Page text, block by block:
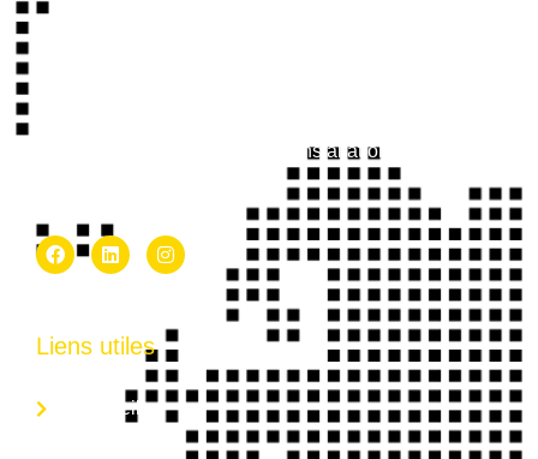
Ottawa, offre un service et des installations de qualité
Liens utiles
Accueil